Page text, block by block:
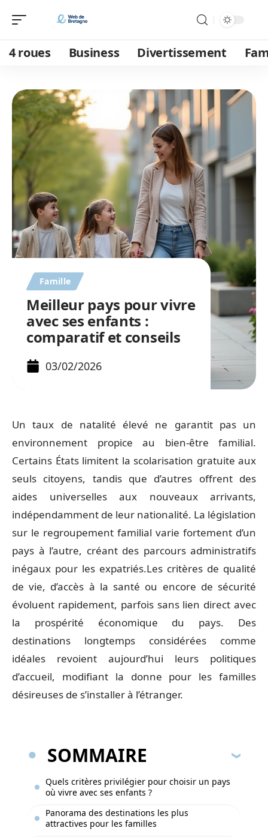
4 roues Business Divertissement
Famille
Meilleur pays pour vivre
avec ses enfants :
comparatif et conseils
03/02/2026
Un taux de natalité élevé ne garantit pas un
environnement propice au bien-être familial.
Certains États limitent la scolarisation gratuite aux
seuls citoyens, tandis que d’autres offrent des
aides universelles aux nouveaux arrivants,
indépendamment de leur nationalité. La législation
sur le regroupement familial varie fortement d’un
pays à l’autre, créant des parcours administratifs
inégaux pour les expatriés.Les critères de qualité
de vie, d’accès à la santé ou encore de sécurité
évoluent rapidement, parfois sans lien direct avec
la prospérité économique du pays. Des
destinations longtemps considérées comme
idéales revoient aujourd’hui leurs politiques
d’accueil, modifiant la donne pour les familles
désireuses de s’installer à l’étranger.
SOMMAIRE
Quels critères privilégier pour choisir un pays
où vivre avec ses enfants ?
Panorama des destinations les plus
attractives pour les familles